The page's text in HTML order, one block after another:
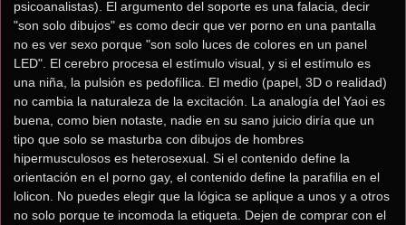
psicoanalistas). El argumento del soporte es una falacia, decir
"son solo dibujos" es como decir que ver porno en una pantalla
no es ver sexo porque "son solo luces de colores en un panel
LED". El cerebro procesa el estímulo visual, y si el estímulo es
una niña, la pulsión es pedofílica. El medio (papel, 3D o realidad)
no cambia la naturaleza de la excitación. La analogía del Yaoi es
buena, como bien notaste, nadie en su sano juicio diría que un
tipo que solo se masturba con dibujos de hombres
hipermusculosos es heterosexual. Si el contenido define la
orientación en el porno gay, el contenido define la parafilia en el
lolicon. No puedes elegir que la lógica se aplique a unos y a otros
no solo porque te incomoda la etiqueta. Dejen de comprar con el